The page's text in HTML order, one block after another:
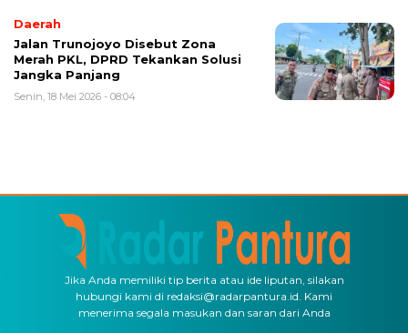
Daerah
Jalan Trunojoyo Disebut Zona
Merah PKL, DPRD Tekankan Solusi
Jangka Panjang
Senin, 18 Mei 2026 - 08:04
Jika Anda memiliki tip berita atau ide liputan, silakan
hubungi kami di redaksi@radarpantura.id. Kami
menerima segala masukan dan saran dari Anda